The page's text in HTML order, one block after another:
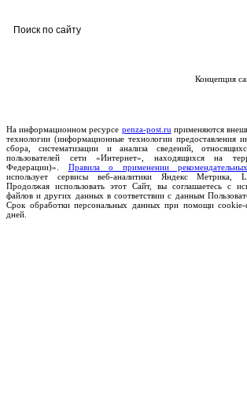
Концепция
На информационном ресурсе penza-post.ru применяются
технологии (информационные технологии предоставления
сбора, систематизации и анализа сведений,
пользователей сети «Интернет», находящихся на
Федерации)». Правила о применении
использует сервисы веб-аналитики Яндекс Метрика,
Продолжая использовать этот Сайт, вы соглашаетесь с
файлов и других данных в соответствии с данным
Срок обработки персональных данных при помощи cookie-
дней.